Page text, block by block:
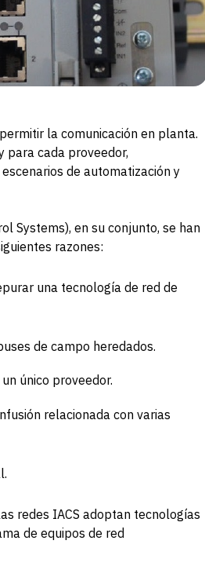
la comunicación en planta.
para cada proveedor,
de automatización y
Systems), en su conjunto, se han
razones:
una tecnología de red de
de campo heredados.
único proveedor.
relacionada con varias
redes IACS adoptan tecnologías
de equipos de red